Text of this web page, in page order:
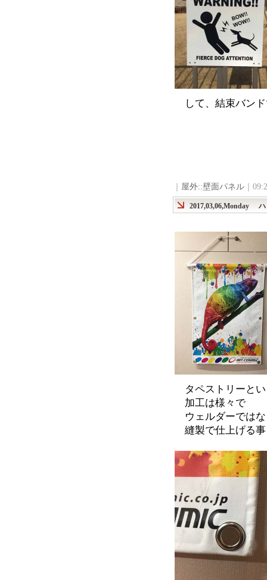
して、結束バン
屋外::壁面パネル ｜
2017,03,06,Monday
タペストリーと
加工は様々で
ウェルダーでは
縫製で仕上げる